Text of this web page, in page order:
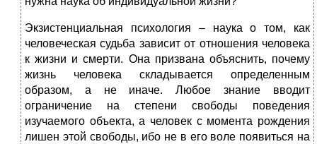
Экзистенциальная психология – наука о том, как
человеческая судьба зависит от отношения человека
к жизни и смерти. Она призвана объяснить, почему
жизнь человека складывается определенным
образом, а не иначе. Любое знание вводит
ограничение на степени свободы поведения
изучаемого объекта, а человек с момента рождения
лишен этой свободы, ибо не в его воле появиться на